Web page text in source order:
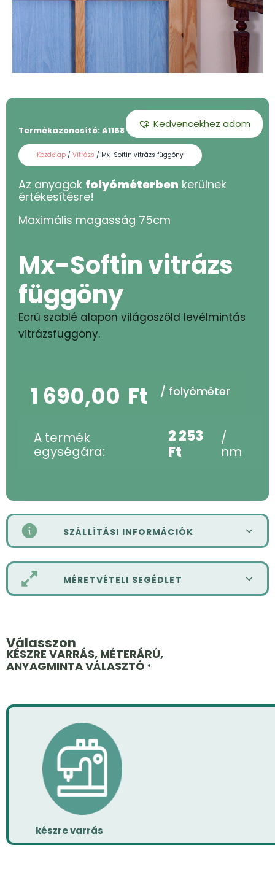
Kedvencekhez adom
Termékazonosító: A1168 - 75
Kezdőlap / Vitrázs / Mx-Softin vitrázs függöny
Az anyagok folyóméterben kerülnek
értékesítésre!
Maximális magasság 75cm
Mx-Softin vitrázs
függöny
Ecrü szablé alapon világoszöld levélmintás
vitrázsfüggöny.
1 690,00 Ft / folyóméter
A termék
egységára:
2 253
Ft
/
nm
SZÁLLÍTÁSI INFORMÁCIÓK
MÉRETVÉTELI SEGÉDLET
Válasszon
KÉSZRE VARRÁS, MÉTERÁRÚ,
ANYAGMINTA VÁLASZTÓ *
készre varrás